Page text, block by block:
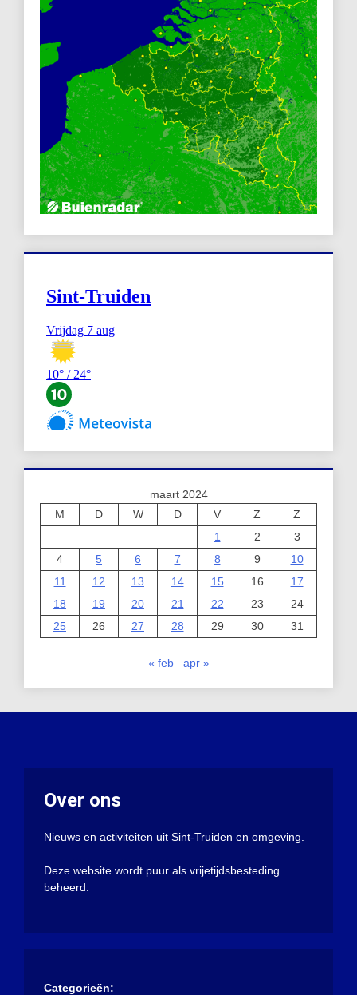
maart 2024
M
D W D V Z
Z
1
2
3
4
5 6 7 8 9
10
11
12 13 14 15 16
17
18
19 20 21 22 23
24
25
26 27 28 29 30 31
« feb apr »
Over ons
Nieuws en activiteiten uit Sint-Truiden en omgeving.
Deze website wordt puur als vrijetijdsbesteding
beheerd.
Categorieën: